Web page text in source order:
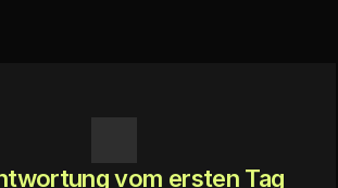
vom ersten Tag